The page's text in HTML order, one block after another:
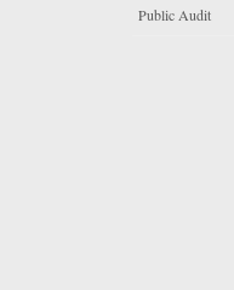
Public Audit